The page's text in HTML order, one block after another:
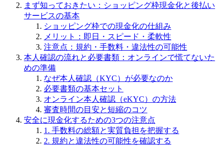
まず知っておきたい：ショッピング枠現金化と後払い
サービスの基本
ショッピング枠での現金化の仕組み
メリット：即日・スピード・柔軟性
注意点：規約・手数料・違法性の可能性
本人確認の流れと必要書類：オンラインで慌てないた
めの準備
なぜ本人確認（KYC）が必要なのか
必要書類の基本セット
オンライン本人確認（eKYC）の方法
審査時間の目安と短縮のコツ
安全に現金化するための3つの注意点
1. 手数料の総額と実質負担を把握する
2. 規約と違法性の可能性を確認する